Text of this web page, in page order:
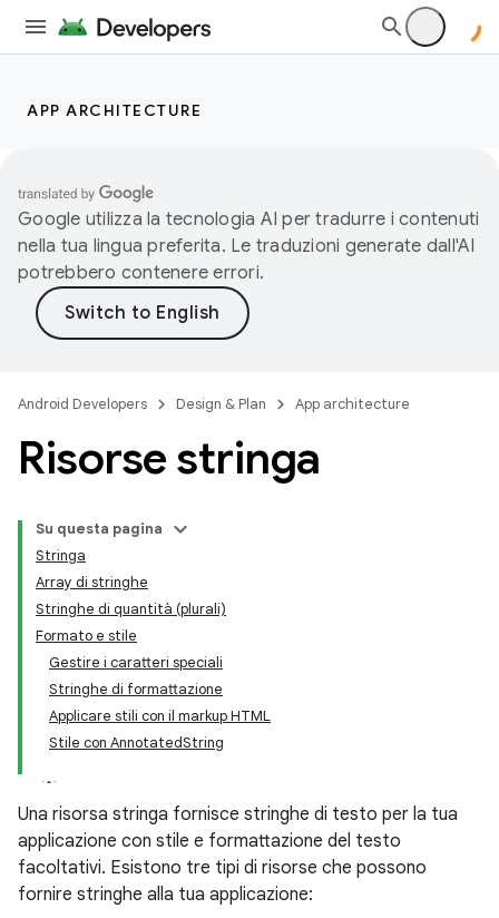
APP ARCHITECTURE
Google utilizza la tecnologia AI per tradurre i contenuti
nella tua lingua preferita. Le traduzioni generate dall'AI
potrebbero contenere errori.
Android Developers Design & Plan App architecture
Risorse stringa
Su questa pagina
Stringa
Array di stringhe
Stringhe di quantità (plurali)
Formato e stile
Gestire i caratteri speciali
Stringhe di formattazione
Applicare stili con il markup HTML
Stile con AnnotatedString
Una risorsa stringa fornisce stringhe di testo per la tua
applicazione con stile e formattazione del testo
facoltativi. Esistono tre tipi di risorse che possono
fornire stringhe alla tua applicazione: